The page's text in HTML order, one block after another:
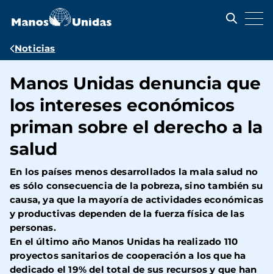
contenido
Ruta
navegación
Noticias
Manos Unidas denuncia que
los intereses económicos
priman sobre el derecho a la
salud
En los países menos desarrollados la mala salud no
es sólo consecuencia de la pobreza, sino también su
causa, ya que la mayoría de actividades económicas
y productivas dependen de la fuerza física de las
personas.
En el último año Manos Unidas ha realizado 110
proyectos sanitarios de cooperación a los que ha
dedicado el 19% del total de sus recursos y que han